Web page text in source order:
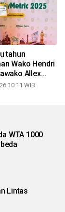
tahun
Wako Hendri
Allex
10:11 WIB
WTA 1000
Lintas